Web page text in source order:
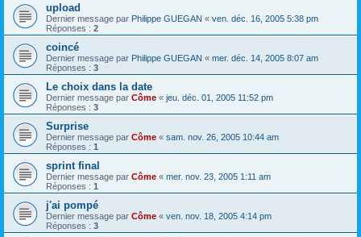
upload
Dernier message par Philippe GUEGAN « ven. déc. 16, 2005 5:38 pm
Réponses : 2
coincé
Dernier message par Philippe GUEGAN « mer. déc. 14, 2005 8:07 am
Réponses : 3
Le choix dans la date
Dernier message par Côme « jeu. déc. 01, 2005 11:52 pm
Réponses : 3
Surprise
Dernier message par Côme « sam. nov. 26, 2005 10:44 am
Réponses : 1
sprint final
Dernier message par Côme « mer. nov. 23, 2005 1:11 am
Réponses : 1
j'ai pompé
Dernier message par Côme « ven. nov. 18, 2005 4:14 pm
Réponses : 3